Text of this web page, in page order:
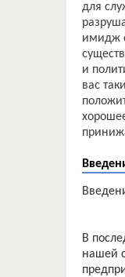
для
имидж
и
вас
В
нашей